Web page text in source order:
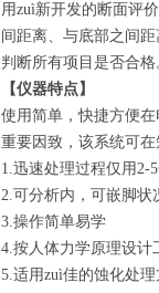
用zuì新开发的断面评
间距离、与底部之间
判断所有项目是否合
【仪器特点】
使用简单，快捷方便
重要因致，该系统可
1.迅速处理过程仅用2-
2.可分析内，可嵌脚状
3.操作简单易学
4.按人体力学原理设计
5.适用zuì佳的蚀化处